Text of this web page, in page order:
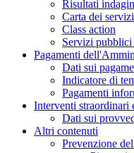
Risultati
Carta dei
Class action
Servizi pubblici
Pagamenti
Dati sui
Indicatore di
Pagamenti
Interventi straordinari
Dati sui
Altri contenuti
Prevenzione